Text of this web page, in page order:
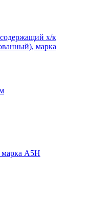
х/к
марка
марка А5Н